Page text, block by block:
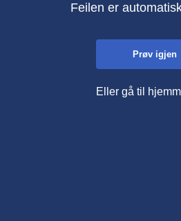
Feilen er
Prøv igjen
Eller gå til